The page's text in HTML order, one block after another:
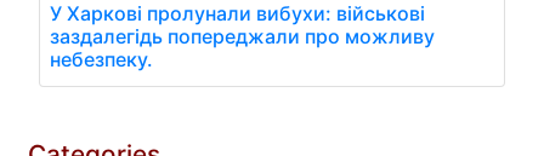
У Харкові пролунали вибухи: військові
заздалегідь попереджали про можливу
небезпеку.